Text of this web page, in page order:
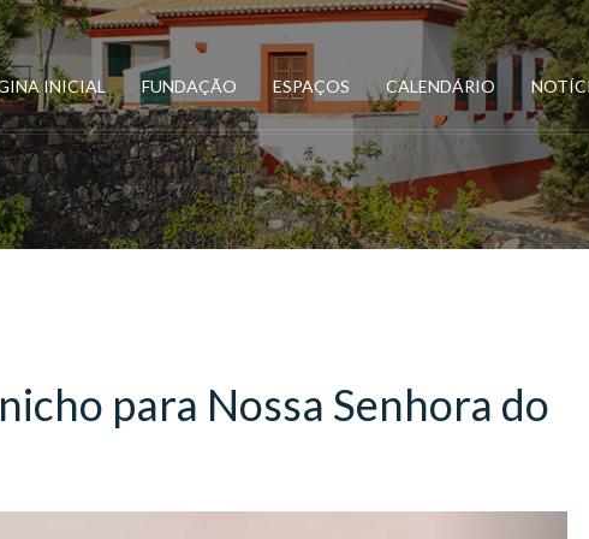
INICIAL FUNDAÇÃO ESPAÇOS CALENDÁRIO
para Nossa Senhora do